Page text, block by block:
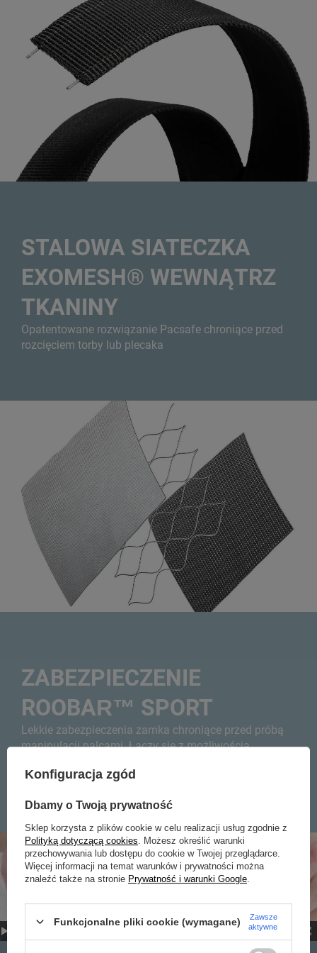
STALOWA SIATECZKA
EXOMESH® WEWNĄTRZ
TKANINY
Opatentowane rozwiązanie Pacsafe chroniące przed
rozcięciem torby lub plecaka
ZABEZPIECZENIE
ROOBAR™ SPORT
Lekkie zabezpieczenia zamka chroniące przed próbą
manipulacji palcami. Łączy się z możliwością
kłódkę)
Konfiguracja zgód
Dbamy o Twoją prywatność
Sklep korzysta z plików cookie w celu realizacji usług zgodnie z
Polityką dotyczącą cookies . Możesz określić warunki
przechowywania lub dostępu do cookie w Twojej przeglądarce.
Więcej informacji na temat warunków i prywatności można
znaleźć także na stronie Prywatność i warunki Google
Funkcjonalne pliki cookie (wymagane)
Zawsze
aktywne